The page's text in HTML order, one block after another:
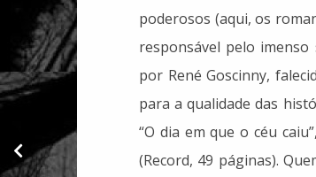
"A ciência tem todas
as respostas?", de
Sabine Hossenfelder
poderosos (aqui, os
responsável pelo
por René Goscinny,
para a qualidade das
“O dia em que o céu
(Record, 49 páginas).